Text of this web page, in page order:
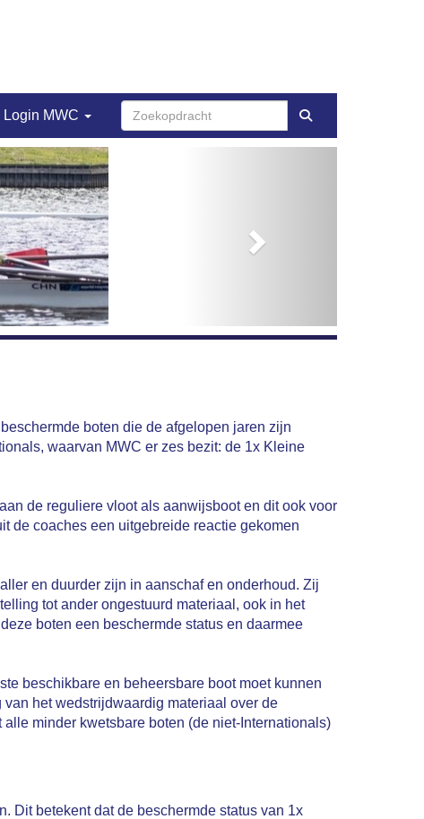
Login MWC
boten die de afgelopen jaren zijn
waarvan MWC er zes bezit: de 1x Kleine
de reguliere vloot als aanwijsboot en dit ook voor
de coaches een uitgebreide reactie gekomen
en duurder zijn in aanschaf en onderhoud. Zij
tot ander ongestuurd materiaal, ook in het
boten een beschermde status en daarmee
beschikbare en beheersbare boot moet kunnen
het wedstrijdwaardig materiaal over de
minder kwetsbare boten (de niet-Internationals)
Dit betekent dat de beschermde status van 1x